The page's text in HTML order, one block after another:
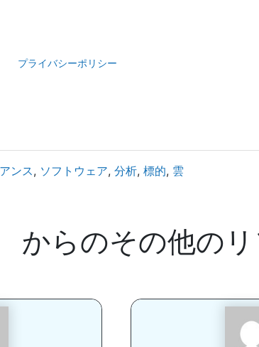
プライバシーポリシー
ンス, ソフトウェア, 分析, 標的, 雲
からのその他の